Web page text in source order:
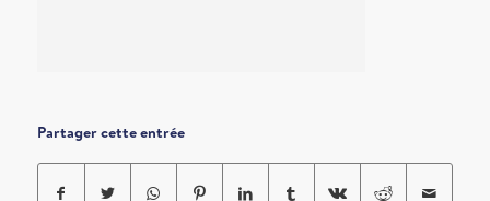
Partager cette entrée